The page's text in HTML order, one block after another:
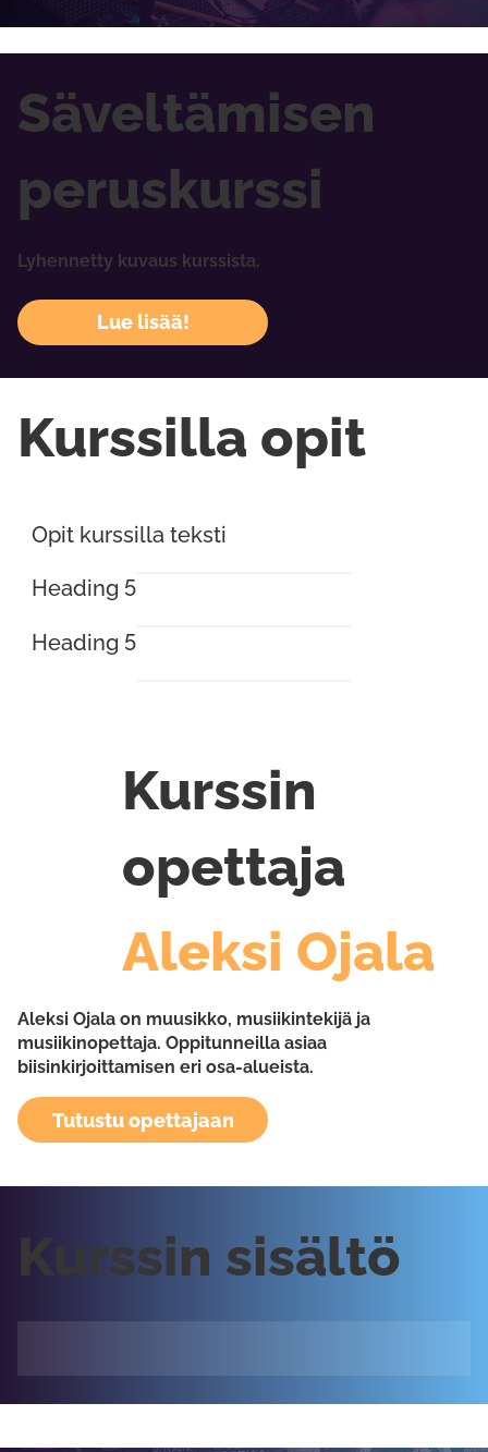
Säveltämisen
peruskurssi
Lyhennetty kuvaus kurssista.
Lue lisää!
Kurssilla opit
Opit kurssilla teksti
Heading 5
Heading 5
Kurssin
opettaja
Aleksi Ojala
Aleksi Ojala on muusikko, musiikintekijä ja
musiikinopettaja. Oppitunneilla asiaa
biisinkirjoittamisen eri osa-alueista.
Tutustu opettajaan
Kurssin sisältö